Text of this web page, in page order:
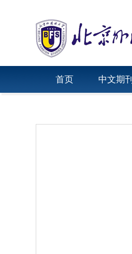
首页 中文期刊